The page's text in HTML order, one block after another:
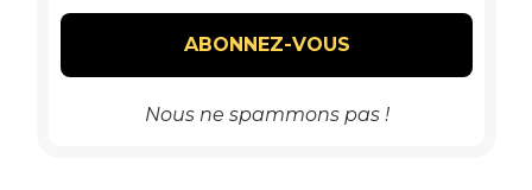
Nous ne spammons pas !